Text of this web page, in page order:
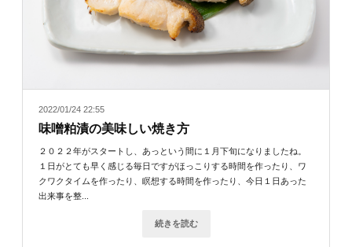
味噌粕漬の美味しい焼き方
2022/01/24 22:55
２０２２年がスタートし、あっという間に１月下旬になりましたね。
１日がとても早く感じる毎日ですがほっこりする時間を作ったり、ワ
クワクタイムを作ったり、瞑想する時間を作ったり、今日１日あった
出来事を整...
続きを読む